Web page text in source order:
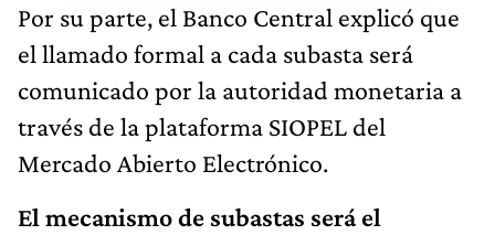
Por su parte, el Banco Central explicó que
el llamado formal a cada subasta será
comunicado por la autoridad monetaria a
través de la plataforma SIOPEL del
Mercado Abierto Electrónico.
El mecanismo de subastas será el